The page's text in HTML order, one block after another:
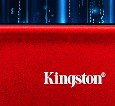
渠道报价
一年 半年